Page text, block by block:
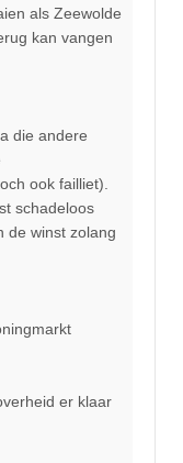
als Zeewolde
kan vangen
die andere
ook failliet).
schadeloos
de winst zolang
er klaar